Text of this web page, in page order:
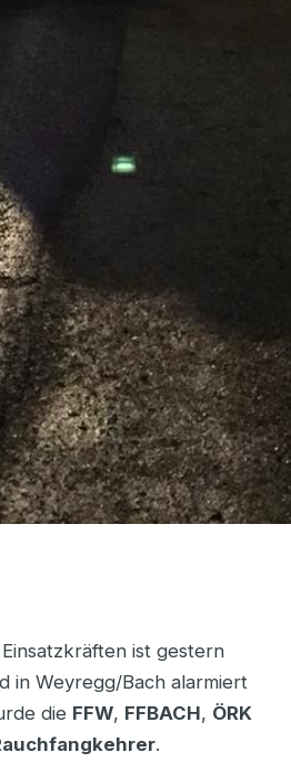
ist gestern
in Weyregg/Bach alarmiert
die FFW, FFBACH, ÖRK
.